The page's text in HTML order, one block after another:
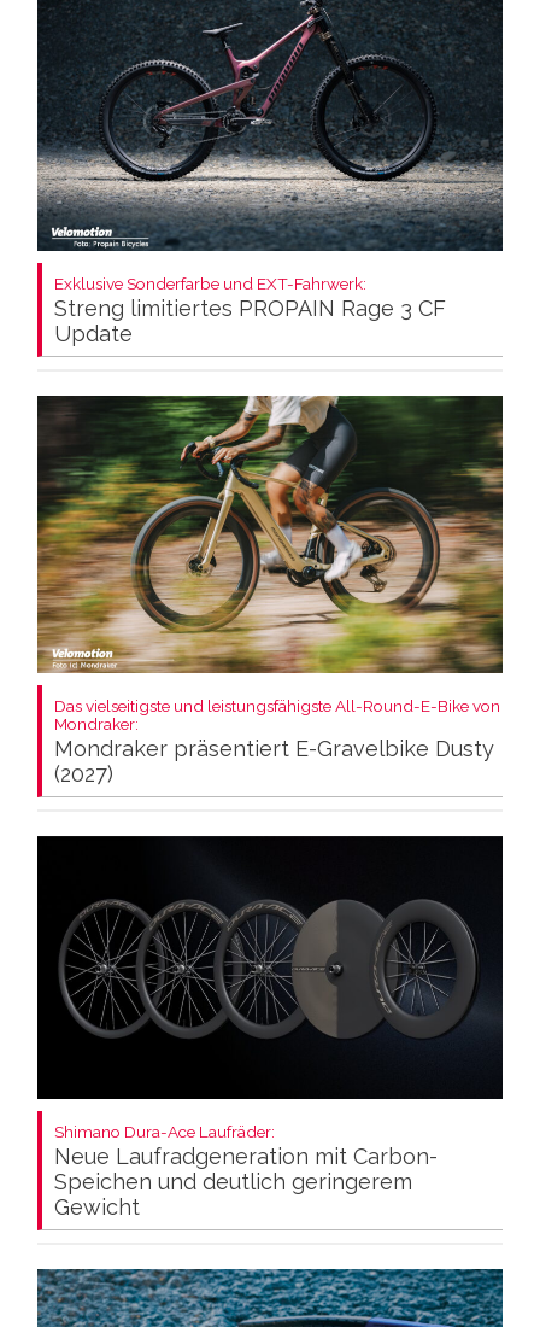
Exklusive Sonderfarbe und EXT-Fahrwerk:
Streng limitiertes PROPAIN Rage 3 CF
Update
Das vielseitigste und leistungsfähigste All-Round-E-Bike von
Mondraker:
Mondraker präsentiert E-Gravelbike Dusty
(2027)
Shimano Dura-Ace Laufräder:
Neue Laufradgeneration mit Carbon-
Speichen und deutlich geringerem
Gewicht